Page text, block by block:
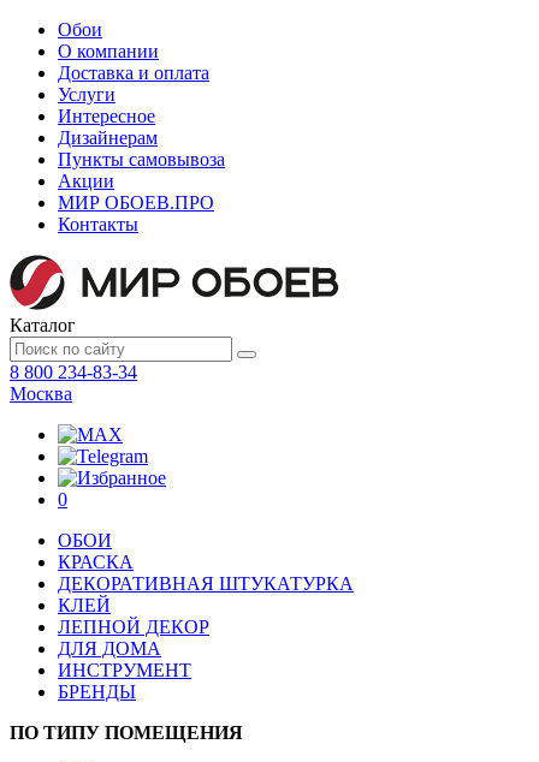
Обои
О компании
Доставка и оплата
Услуги
Интересное
Дизайнерам
Пункты самовывоза
Акции
МИР ОБОЕВ.ПРО
Контакты
Каталог
8 800 234-83-34
Москва
0
ОБОИ
КРАСКА
ДЕКОРАТИВНАЯ ШТУКАТУРКА
КЛЕЙ
ЛЕПНОЙ ДЕКОР
ДЛЯ ДОМА
ИНСТРУМЕНТ
БРЕНДЫ
ПО ТИПУ ПОМЕЩЕНИЯ